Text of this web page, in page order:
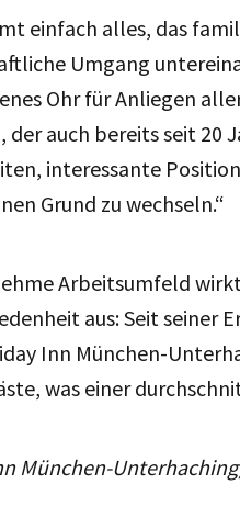
einfach alles, das
Umgang
Ohr für Anliegen
auch bereits seit 20
interessante
Grund zu wechseln.“
Arbeitsumfeld
aus: Seit seiner
Inn München-
was einer
München-